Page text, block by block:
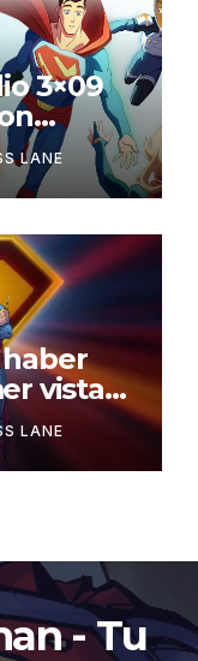
3×09
LANE
vistazo
LANE
- Tu